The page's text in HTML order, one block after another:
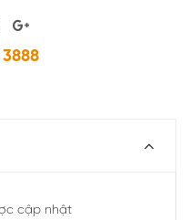
cập nhật